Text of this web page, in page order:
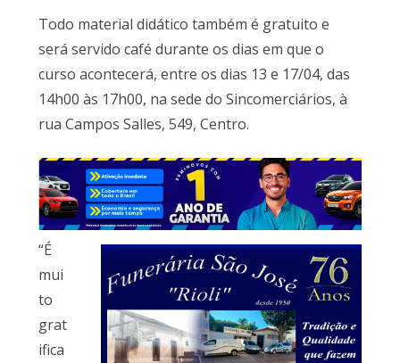
Todo material didático também é gratuito e
será servido café durante os dias em que o
curso acontecerá, entre os dias 13 e 17/04, das
14h00 às 17h00, na sede do Sincomerciários, à
rua Campos Salles, 549, Centro.
“É
mui
to
grat
ifica